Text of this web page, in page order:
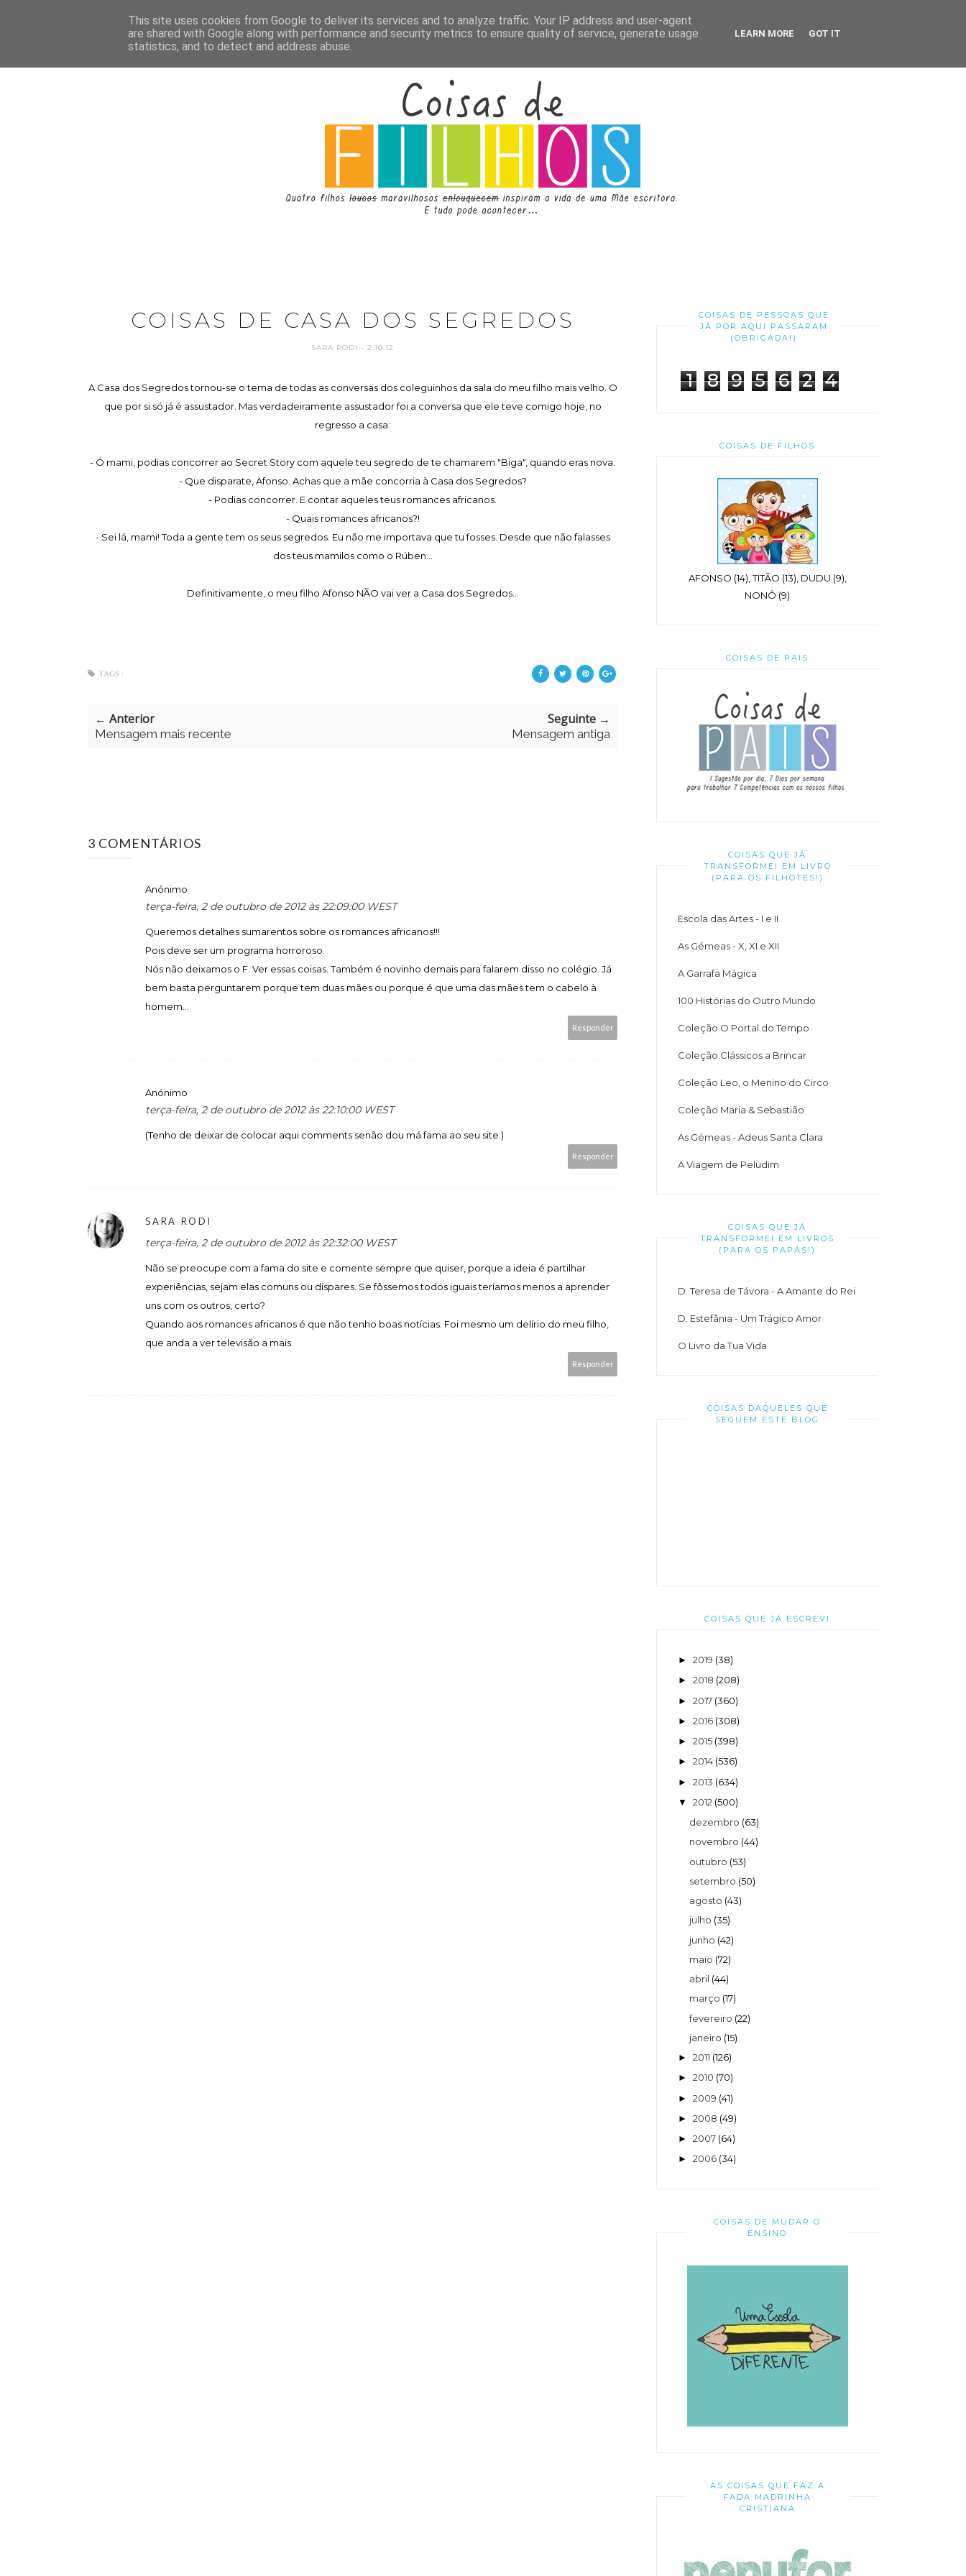
COISAS DE CASA DOS SEGREDOS
SARA RODI - 2.10.12
A Casa dos Segredos tornou-se o tema de todas as conversas dos coleguinhos da sala do meu filho mais velho. O
que por si só já é assustador. Mas verdadeiramente assustador foi a conversa que ele teve comigo hoje, no
regresso a casa:
- Ó mami, podias concorrer ao Secret Story com aquele teu segredo de te chamarem "Biga", quando eras nova.
- Que disparate, Afonso. Achas que a mãe concorria à Casa dos Segredos?
- Podias concorrer. E contar aqueles teus romances africanos.
- Quais romances africanos?!
- Sei lá, mami! Toda a gente tem os seus segredos. Eu não me importava que tu fosses. Desde que não falasses
dos teus mamilos como o Rúben...
Definitivamente, o meu filho Afonso NÃO vai ver a Casa dos Segredos...
TAGS :
← Anterior
Mensagem mais recente
Seguinte →
Mensagem antiga
3 COMENTÁRIOS
Anónimo
terça-feira, 2 de outubro de 2012 às 22:09:00 WEST
Queremos detalhes sumarentos sobre os romances africanos!!!
Pois deve ser um programa horroroso.
Nós não deixamos o F. Ver essas coisas. Também é novinho demais para falarem disso no colégio. Já
bem basta perguntarem porque tem duas mães ou porque é que uma das mães tem o cabelo à
homem...
Responder
Anónimo
terça-feira, 2 de outubro de 2012 às 22:10:00 WEST
(Tenho de deixar de colocar aqui comments senão dou má fama ao seu site.)
Responder
SARA RODI
terça-feira, 2 de outubro de 2012 às 22:32:00 WEST
Não se preocupe com a fama do site e comente sempre que quiser, porque a ideia é partilhar
experiências, sejam elas comuns ou díspares. Se fôssemos todos iguais teríamos menos a aprender
uns com os outros, certo?
Quando aos romances africanos é que não tenho boas notícias. Foi mesmo um delírio do meu filho,
que anda a ver televisão a mais.
Responder
COISAS DE PESSOAS QUE
JÁ POR AQUI PASSARAM
(OBRIGADA!)
1 8 9 5 6 2 4
COISAS DE FILHOS
AFONSO (14), TITÃO (13), DUDU (9),
NONÔ (9)
COISAS DE PAIS
COISAS QUE JÁ
TRANSFORMEI EM LIVRO
(PARA OS FILHOTES!)
Escola das Artes - I e II
As Gémeas - X, XI e XII
A Garrafa Mágica
100 Histórias do Outro Mundo
Coleção O Portal do Tempo
Coleção Clássicos a Brincar
Coleção Leo, o Menino do Circo
Coleção Maria & Sebastião
As Gémeas - Adeus Santa Clara
A Viagem de Peludim
COISAS QUE JÁ
TRANSFORMEI EM LIVROS
(PARA OS PAPÁS!)
D. Teresa de Távora - A Amante do Rei
D. Estefânia - Um Trágico Amor
O Livro da Tua Vida
COISAS DAQUELES QUE
SEGUEM ESTE BLOG
COISAS QUE JÁ ESCREVI
► 2019 (38)
► 2018 (208)
► 2017 (360)
► 2016 (308)
► 2015 (398)
► 2014 (536)
► 2013 (634)
▼ 2012 (500)
dezembro (63)
novembro (44)
outubro (53)
setembro (50)
agosto (43)
julho (35)
junho (42)
maio (72)
abril (44)
março (17)
fevereiro (22)
janeiro (15)
► 2011 (126)
► 2010 (70)
► 2009 (41)
► 2008 (49)
► 2007 (64)
► 2006 (34)
COISAS DE MUDAR O
ENSINO
AS COISAS QUE FAZ A
FADA MADRINHA
CRISTIANA
This site uses cookies from Google to deliver its services and to analyze traffic. Your IP address and user-agent
are shared with Google along with performance and security metrics to ensure quality of service, generate usage
statistics, and to detect and address abuse.
LEARN MORE GOT IT